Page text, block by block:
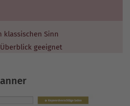
klassischen Sinn
geeignet